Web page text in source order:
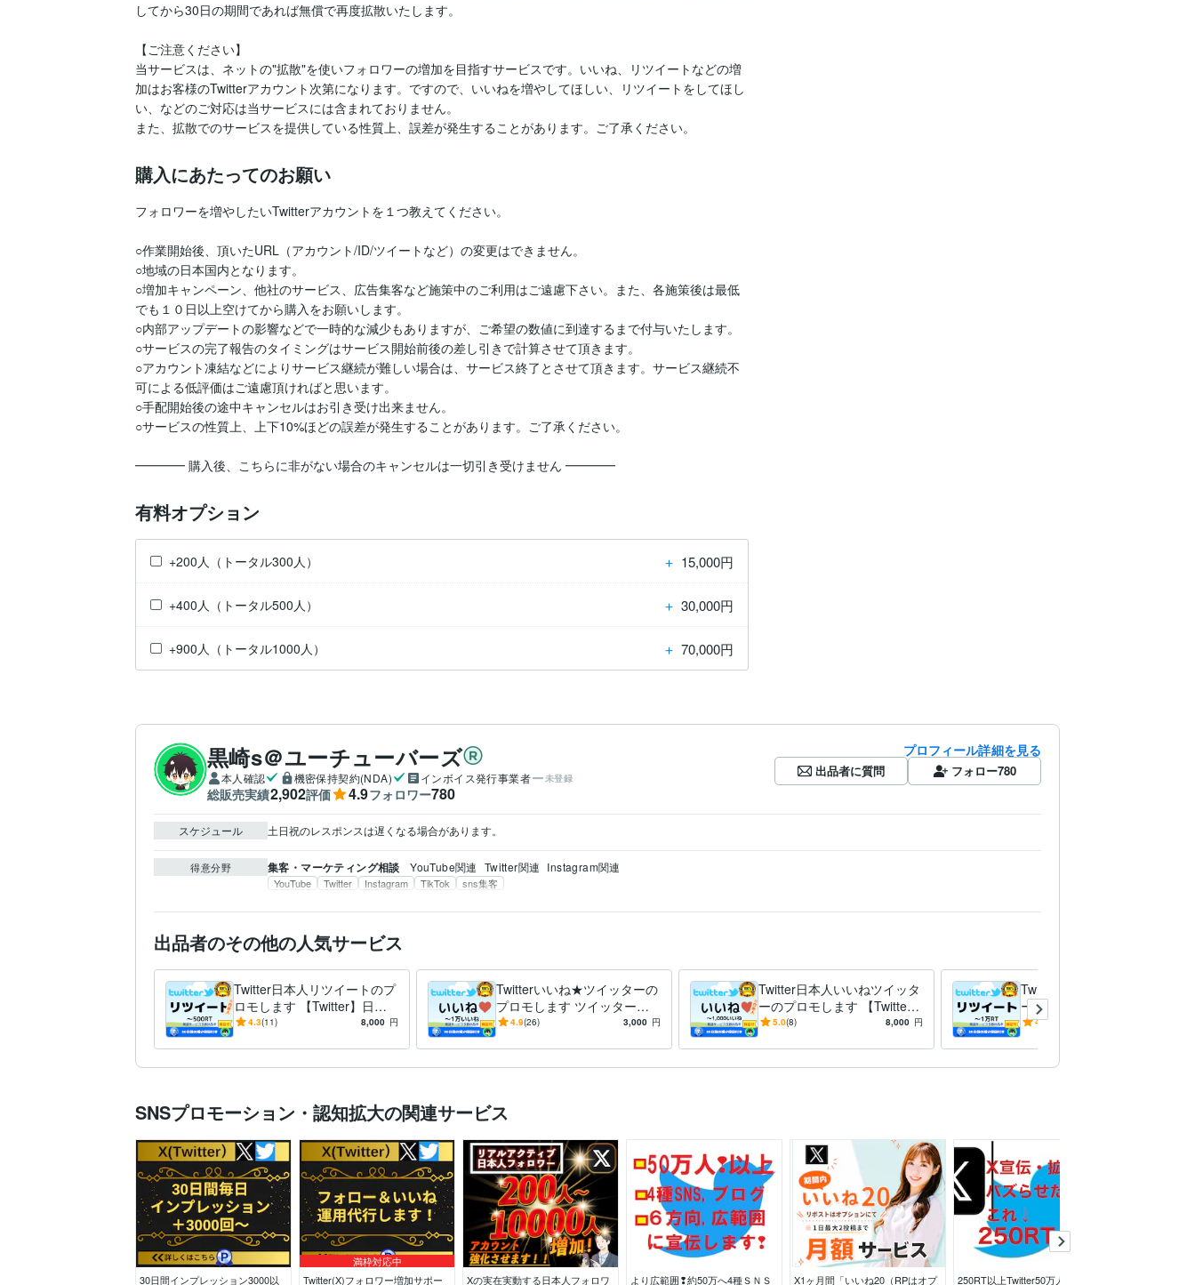
してから30日の期間であれば無償で再度拡散いたします。
【ご注意ください】
当サービスは、ネットの"拡散"を使いフォロワーの増加を目指すサービスです。いいね、リツイートなどの増
加はお客様のTwitterアカウント次第になります。ですので、いいねを増やしてほしい、リツイートをしてほし
い、などのご対応は当サービスには含まれておりません。
また、拡散でのサービスを提供している性質上、誤差が発生することがあります。ご了承ください。
購入にあたってのお願い
フォロワーを増やしたいTwitterアカウントを１つ教えてください。
○作業開始後、頂いたURL（アカウント/ID/ツイートなど）の変更はできません。
○地域の日本国内となります。
○増加キャンペーン、他社のサービス、広告集客など施策中のご利用はご遠慮下さい。また、各施策後は最低
でも１０日以上空けてから購入をお願いします。
○内部アップデートの影響などで一時的な減少もありますが、ご希望の数値に到達するまで付与いたします。
○サービスの完了報告のタイミングはサービス開始前後の差し引きで計算させて頂きます。
○アカウント凍結などによりサービス継続が難しい場合は、サービス終了とさせて頂きます。サービス継続不
可による低評価はご遠慮頂ければと思います。
○手配開始後の途中キャンセルはお引き受け出来ません。
○サービスの性質上、上下10%ほどの誤差が発生することがあります。ご了承ください。
━━━━ 購入後、こちらに非がない場合のキャンセルは一切引き受けません ━━━━
有料オプション
+200人（トータル300人） ＋ 15,000円
+400人（トータル500人） ＋ 30,000円
+900人（トータル1000人） ＋ 70,000円
黒崎s＠ユーチューバーズ
本人確認 機密保持契約(NDA) インボイス発行事業者 未登録
総販売実績2,902評価 4.9フォロワー780
プロフィール詳細を見る
出品者に質問 フォロー780
スケジュール 土日祝のレスポンスは遅くなる場合があります。
得意分野 集客・マーケティング相談 YouTube関連 Twitter関連 Instagram関連
YouTube Twitter Instagram TikTok sns集客
出品者のその他の人気サービス
Twitter日本人リツイートのプ
ロモします 【Twitter】日本
人のリツイート100RTまでプ
4.3(11) 8,000 円
Twitterいいね★ツイッターの
プロモします ツイッター（T
witter）100いいね到達するま
4.9(26) 3,000 円
Twitter日本人いいねツイッタ
ーのプロモします 【Twitte
r】日本人のいいね100増える
5.0(8) 8,000 円
Twitterリツイート★ツイッタ
ーのプロモします ツイッタ
ー（Twitter）リツイート100
4.7
SNSプロモーション・認知拡大の関連サービス
30日間インプレッション3000以
満枠対応中
Twitter(X)フォロワー増加サポー
Xの実在実動する日本人フォロワ
より広範囲❢約50万へ4種ＳＮＳ
X1ヶ月間「いいね20（RPはオプ
250RT以上Twitter50万人にX宣伝